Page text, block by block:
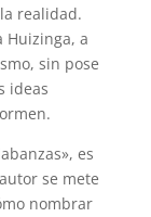
realidad.
Huizinga, a
sin pose
ideas
es
se mete
nombrar